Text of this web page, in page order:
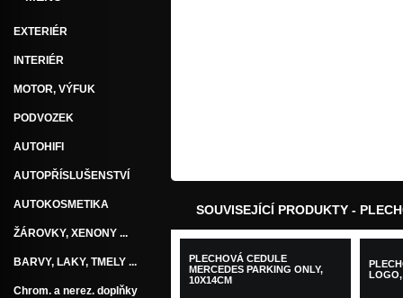
SOUVISEJÍCÍ PRODUKTY -
PLECHOVÁ CEDULE
MERCEDES PARKING ONLY,
10X14CM
LOGO,
EXTERIÉR
INTERIÉR
MOTOR, VÝFUK
PODVOZEK
AUTOHIFI
AUTOPŘÍSLUŠENSTVÍ
AUTOKOSMETIKA
ŽÁROVKY, XENONY ...
BARVY, LAKY, TMELY ...
Chrom. a nerez. doplňky